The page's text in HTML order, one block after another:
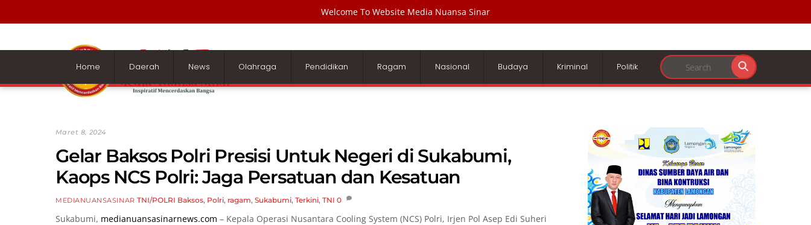
Welcome To Website Media Nuansa Sinar
content
Home
Daerah News Olahraga Pendidikan Ragam Nasional Budaya Kriminal Politik
Maret 8, 2024
Gelar Baksos Polri Presisi Untuk Negeri di Sukabumi,
Kaops NCS Polri: Jaga Persatuan dan Kesatuan
MEDIANUANSASINAR TNI/POLRI Baksos, Polri, ragam, Sukabumi, Terkini, TNI 0
Sukabumi, medianuansasinarnews.com – Kepala Operasi Nusantara Cooling System (NCS) Polri, Irjen Pol Asep Edi Suheri